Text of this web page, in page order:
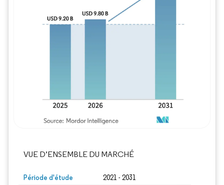
VUE D’ENSEMBLE DU MARCHÉ
Période d'étude 2021 - 2031